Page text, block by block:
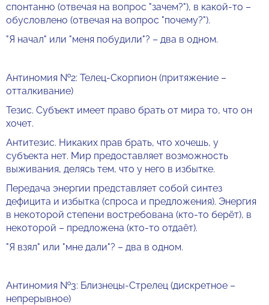
спонтанно (отвечая на вопрос "зачем?"), в какой-то –
обусловлено (отвечая на вопрос "почему?").
"Я начал" или "меня побудили"? – два в одном.
Антиномия №2: Телец-Скорпион (притяжение –
отталкивание)
Тезис. Субъект имеет право брать от мира то, что он
хочет.
Антитезис. Никаких прав брать, что хочешь, у
субъекта нет. Мир предоставляет возможность
выживания, делясь тем, что у него в избытке.
Передача энергии представляет собой синтез
дефицита и избытка (спроса и предложения). Энергия
в некоторой степени востребована (кто-то берёт), в
некоторой – предложена (кто-то отдаёт).
"Я взял" или "мне дали"? – два в одном.
Антиномия №3: Близнецы-Стрелец (дискретное –
непрерывное)